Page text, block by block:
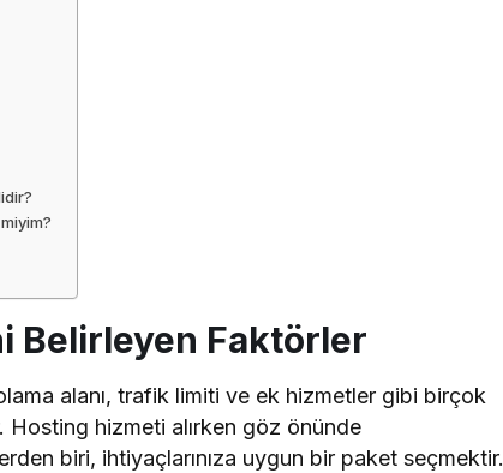
Belirleyen Faktörler
alanı, trafik limiti ve ek hizmetler gibi birçok
hizmeti alırken göz önünde
biri, ihtiyaçlarınıza uygun bir paket seçmektir.